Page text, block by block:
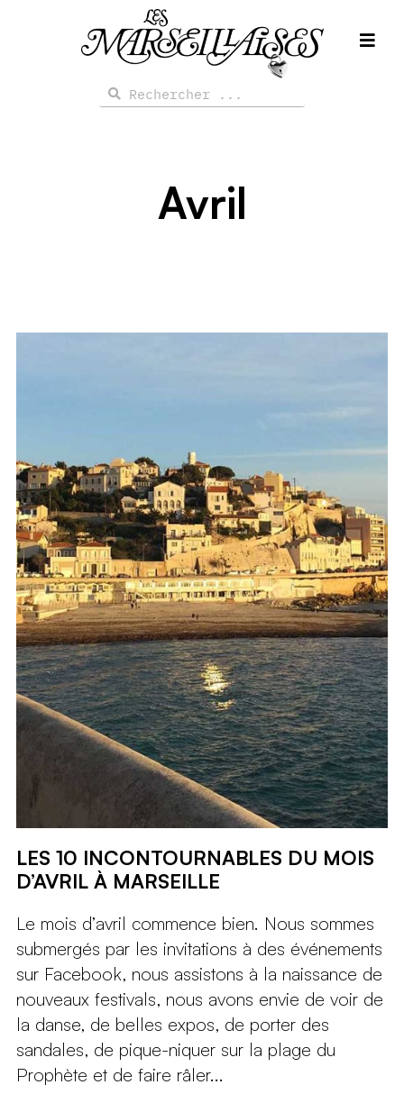
Rechercher
Rechercher
Avril
LES 10 INCONTOURNABLES DU MOIS
D’AVRIL À MARSEILLE
Le mois d’avril commence bien. Nous sommes
submergés par les invitations à des événements
sur Facebook, nous assistons à la naissance de
nouveaux festivals, nous avons envie de voir de
la danse, de belles expos, de porter des
sandales, de pique-niquer sur la plage du
Prophète et de faire râler...